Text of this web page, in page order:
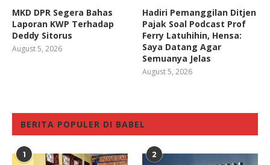
MKD DPR Segera Bahas
Laporan KWP Terhadap
Deddy Sitorus
August 5, 2026
Hadiri Pemanggilan Ditjen
Pajak Soal Podcast Prof
Ferry Latuhihin, Hensa:
Saya Datang Agar
Semuanya Jelas
August 5, 2026
BERITA POPULER DI BABEL
1 2